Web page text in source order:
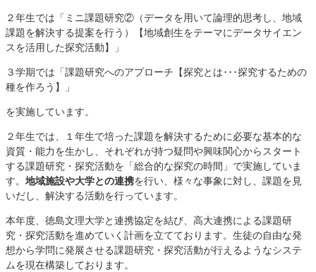
２年生では「ミニ課題研究②（データを用いて論理的思考し、地域
課題を解決する提案を行う）【地域創生をテーマにデータサイエン
スを活用した探究活動】」
３学期では「課題研究へのアプローチ【探究とは･･･探究するための
種を作ろう】」
を実施しています。
２年生では、１年生で培った課題を解決するために必要な基本的な
資質・能力を生かし、それぞれが持つ疑問や興味関心からスタート
する課題研究・探究活動を「総合的な探究の時間」で実施していま
す。 地域施設や大学との連携を行い、様々な事象に対し、課題を見
いだし、解決する活動を行っています。
本年度、徳島文理大学と連携協定を結び、高大連携による課題研
究・探究活動を進めていく計画を立てております。生徒の自由な発
想から学問に発展させる課題研究・探究活動が行えるようなシステ
ムを現在構築しております。